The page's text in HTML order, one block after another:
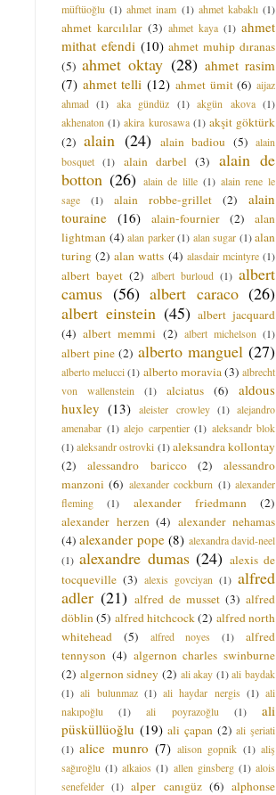
müftüoğlu (1) ahmet inam (1) ahmet kabaklı (1)
ahmet karcılılar (3) ahmet kaya (1) ahmet
mithat efendi (10) ahmet muhip dıranas
(5) ahmet oktay (28) ahmet rasim
(7) ahmet telli (12) ahmet ümit (6) aijaz
ahmad (1) aka gündüz (1) akgün akova (1)
akhenaton (1) akira kurosawa (1) akşit göktürk
(2) alain (24) alain badiou (5) alain
bosquet (1) alain darbel (3)
alain de
botton (26) alain de lille (1) alain rene le
sage
(1) alain robbe-grillet (2)
alain
touraine (16) alain-fournier (2)
alan
lightman (4) alan parker (1) alan sugar (1) alan
turing (2) alan watts (4) alasdair mcintyre (1)
albert bayet (2) albert burloud (1) albert
camus (56) albert caraco (26)
albert einstein (45) albert jacquard
(4) albert memmi (2) albert michelson (1)
albert pine (2) alberto manguel (27)
alberto melucci (1) alberto moravia (3) albrecht
von wallenstein
(1) alciatus (6)
aldous
huxley (13) aleister crowley (1) alejandro
amenabar (1) alejo carpentier (1) aleksandr blok
(1) aleksandr ostrovki (1) aleksandra kollontay
(2)
alessandro baricco (2)
alessandro
manzoni (6) alexander cockburn (1) alexander
fleming
(1) alexander friedmann
(2)
alexander herzen (4) alexander nehamas
(4) alexander pope (8) alexandra david-neel
(1) alexandre dumas (24) alexis de
tocqueville (3) alexis govciyan (1) alfred
adler (21) alfred de musset (3) alfred
döblin (5) alfred hitchcock(2) alfred north
whitehead
(5) alfred noyes (1)
alfred
tennyson (4) algernon charles swinburne
(2) algernon sidney (2) ali akay (1) ali baydak
(1) ali bulunmaz (1) ali haydar nergis (1) ali
nakıpoğlu
(1) ali poyrazoğlu (1)
ali
püsküllüoğlu (19) ali çapan (2) ali şeriati
(1) alice munro (7) alison gopnik (1) aliş
sağıroğlu (1) alkaios (1) allen ginsberg (1) alois
senefelder (1) alper canıgüz (6) alphonse